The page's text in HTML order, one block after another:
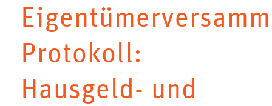
Protokoll:
Hausgeld- und